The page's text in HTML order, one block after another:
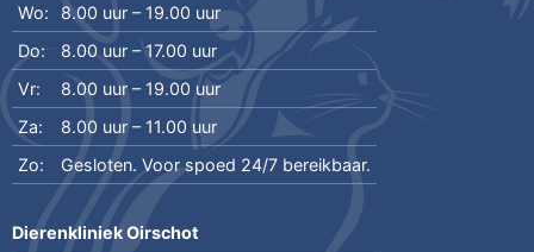
Wo:
8.00 uur – 19.00 uur
Do:
8.00 uur – 17.00 uur
Vr:
8.00 uur – 19.00 uur
Za:
8.00 uur – 11.00 uur
Zo:
Gesloten. Voor spoed 24/7 bereikbaar.
Dierenkliniek Oirschot